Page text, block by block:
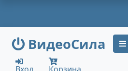
ВидеоСила